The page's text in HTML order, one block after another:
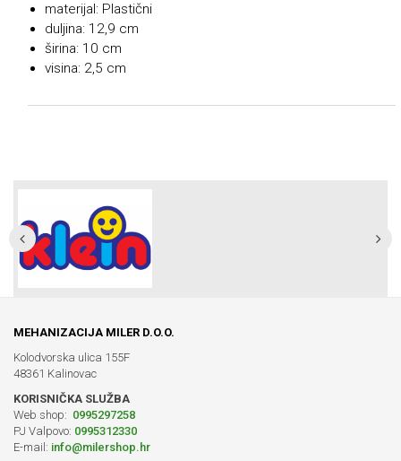
materijal: Plastični
duljina: 12,9 cm
širina: 10 cm
visina: 2,5 cm
MEHANIZACIJA MILER D.O.O.
Kolodvorska ulica 155F
48361 Kalinovac
KORISNIČKA SLUŽBA
Web shop: 0995297258
PJ Valpovo: 0995312330
E-mail: info@milershop.hr